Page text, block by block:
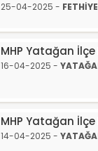
25-04-2025 - FETHİYE
MHP Yatağan
16-04-2025 -
MHP Yatağan
14-04-2025 -